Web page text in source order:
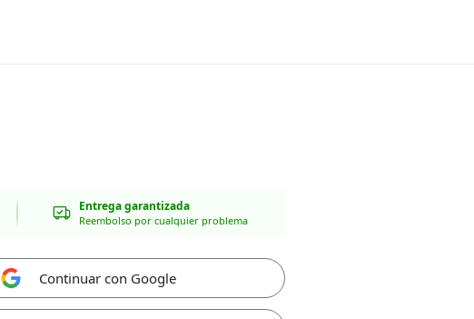
Entrega garantizada
Reembolso por cualquier problema
Continuar con Google